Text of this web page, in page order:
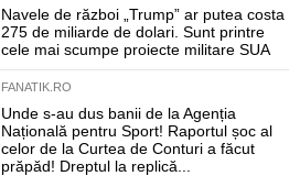
Navele de război „Trump” ar putea costa
275 de miliarde de dolari. Sunt printre
cele mai scumpe proiecte militare SUA
FANATIK.RO
Unde s-au dus banii de la Agenția
Națională pentru Sport! Raportul șoc al
celor de la Curtea de Conturi a făcut
prăpăd! Dreptul la replică...